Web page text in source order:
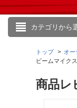
カテゴリから
トップ オ
ビームマイク
商品レ